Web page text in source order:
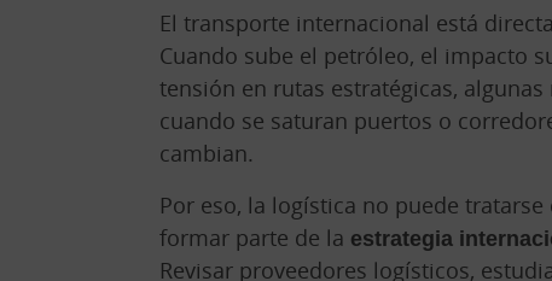
El transporte internacional está
Cuando sube el petróleo, el impacto
tensión en rutas estratégicas,
cuando se saturan puertos o
cambian.
Por eso, la logística no puede
formar parte de la estrategia
Revisar proveedores logísticos,